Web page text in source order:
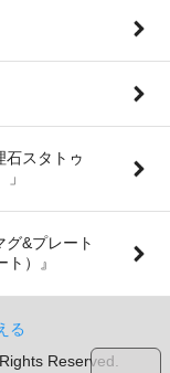
石スタトゥ
&プレート
）』
る
Reserved.